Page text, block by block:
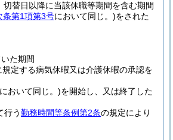
替日以降に当該休職等期間を含む期間
条第1項第3号において同じ。)をされた
た期間
規定する病気休暇又は介護休暇の承認を
において同じ。)を開始し、又は終了した
行う勤務時間等条例第2条の規定により